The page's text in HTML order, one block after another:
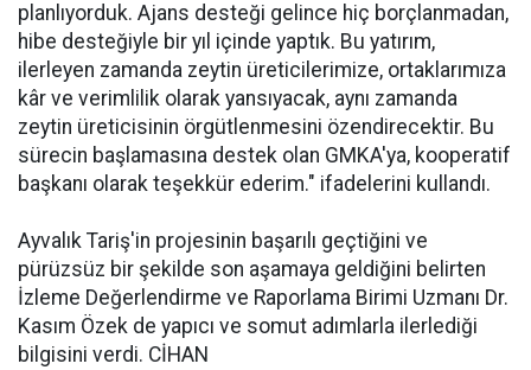
planlıyorduk. Ajans desteği gelince hiç borçlanmadan,
hibe desteğiyle bir yıl içinde yaptık. Bu yatırım,
ilerleyen zamanda zeytin üreticilerimize, ortaklarımıza
kâr ve verimlilik olarak yansıyacak, aynı zamanda
zeytin üreticisinin örgütlenmesini özendirecektir. Bu
sürecin başlamasına destek olan GMKA'ya, kooperatif
başkanı olarak teşekkür ederim." ifadelerini kullandı.
Ayvalık Tariş'in projesinin başarılı geçtiğini ve
pürüzsüz bir şekilde son aşamaya geldiğini belirten
İzleme Değerlendirme ve Raporlama Birimi Uzmanı Dr.
Kasım Özek de yapıcı ve somut adımlarla ilerlediği
bilgisini verdi. CİHAN